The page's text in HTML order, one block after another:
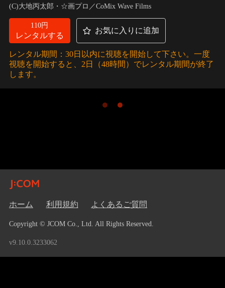
か屋始まって以来の大仕事が舞い込んできた。はたして3姉妹
は“仕事キッチリ”完了出来るのか！？
(C)大地丙太郎・☆画プロ／CoMix Wave Films
110円
レンタルする
お気に入りに追加
レンタル期間：30日以内に視聴を開始して下さい。一度
視聴を開始すると、2日（48時間）でレンタル期間が終了
します。
ホーム 利用規約 よくあるご質問
Copyright © JCOM Co., Ltd. All Rights Reserved.
v9.10.0.3233062